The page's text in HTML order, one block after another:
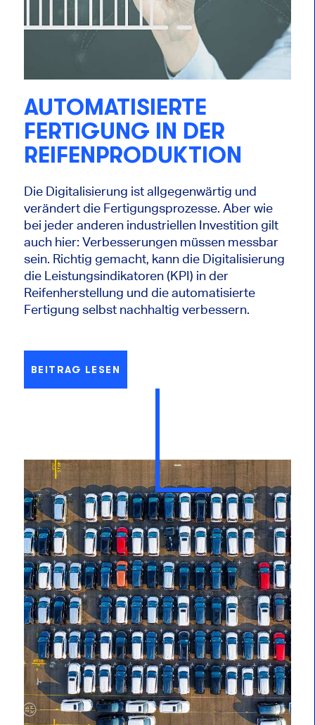
AUTOMATISIERTE
FERTIGUNG IN DER
REIFENPRODUKTION
Die Digitalisierung ist allgegenwärtig und
verändert die Fertigungsprozesse. Aber wie
bei jeder anderen industriellen Investition gilt
auch hier: Verbesserungen müssen messbar
sein. Richtig gemacht, kann die Digitalisierung
die Leistungsindikatoren (KPI) in der
Reifenherstellung und die automatisierte
Fertigung selbst nachhaltig verbessern.
BEITRAG LESEN